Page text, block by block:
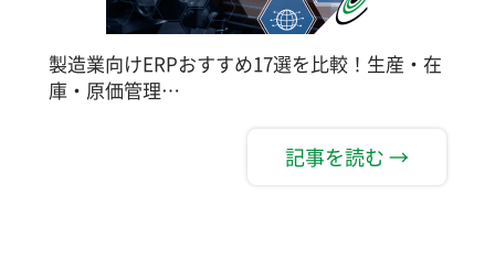
製造業向けERPおすすめ17選を比較！生産・在
庫・原価管理…
記事を読む →